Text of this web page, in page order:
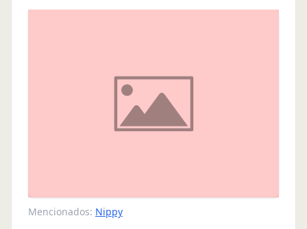
Mencionados: Nippy